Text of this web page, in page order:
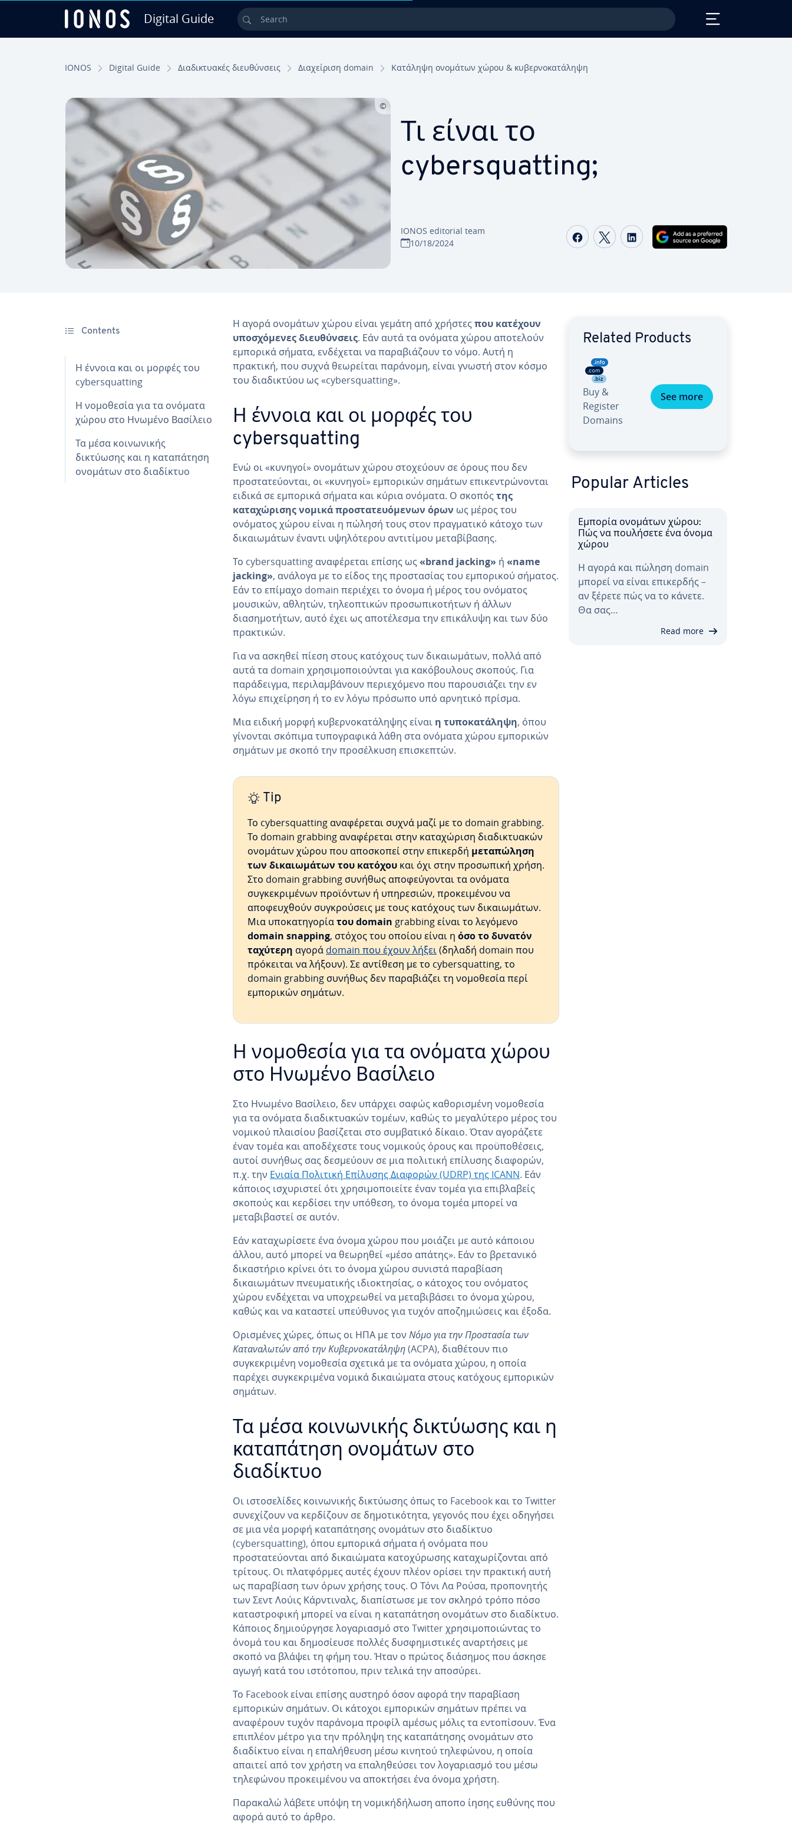
Digital Guide Search
IONOS Digital Guide Διαδικτυακές διευθύνσεις Διαχείριση domain Κατάληψη ονομάτων χώρου & κυβερνοκατάληψη
Τι είναι το
cybersquatting;
IONOS editorial team
10/18/2024
Share on Facebook
Share on Twitter
Share on LinkedIn
Contents
Η έννοια και οι μορφές του
cybersquatting
Η νομοθεσία για τα ονόματα
χώρου στο Ηνωμένο Βασίλειο
Τα μέσα κοινωνικής
δικτύωσης και η καταπάτηση
ονομάτων στο διαδίκτυο
Η αγορά ονομάτων χώρου είναι γεμάτη από χρήστεςπου κατέχουν
υποσχόμενες διευθύνσεις. Εάν αυτά τα ονόματα χώρου αποτελούν
εμπορικά σήματα, ενδέχεται να παραβιάζουν το νόμο. Αυτή η
πρακτική, που συχνά θεωρείται παράνομη, είναι γνωστή στον κόσμο
του διαδικτύου ως «cybersquatting».
Η έννοια και οι μορφές του
cybersquatting
Ενώ οι «κυνηγοί» ονομάτων χώρου στοχεύουν σε όρους που δεν
προστατεύονται, οι «κυνηγοί» εμπορικών σημάτων επικεντρώνονται
ειδικά σε εμπορικά σήματα και κύρια ονόματα. Ο σκοπόςτης
καταχώρισης νομικά προστατευόμενων όρων ως μέρος του
ονόματος χώρου είναι η πώλησή τους στον πραγματικό κάτοχο των
δικαιωμάτων έναντι υψηλότερου αντιτίμου μεταβίβασης.
Το cybersquatting αναφέρεται επίσης ως«brand jacking» ή «name
jacking», ανάλογα με το είδος της προστασίας του εμπορικού σήματος.
Εάν το επίμαχο domain περιέχει το όνομα ή μέρος του ονόματος
μουσικών, αθλητών, τηλεοπτικών προσωπικοτήτων ή άλλων
διασημοτήτων, αυτό έχει ως αποτέλεσμα την επικάλυψη και των δύο
πρακτικών.
Για να ασκηθεί πίεση στους κατόχους των δικαιωμάτων, πολλά από
αυτά τα domain χρησιμοποιούνται για κακόβουλους σκοπούς. Για
παράδειγμα, περιλαμβάνουν περιεχόμενο που παρουσιάζει την εν
λόγω επιχείρηση ή το εν λόγω πρόσωπο υπό αρνητικό πρίσμα.
Μια ειδική μορφή κυβερνοκατάληψης είναι η τυποκατάληψη, όπου
γίνονται σκόπιμα τυπογραφικά λάθη στα ονόματα χώρου εμπορικών
σημάτων με σκοπό την προσέλκυση επισκεπτών.
Tip
Το cybersquatting αναφέρεται συχνά μαζί με το domain grabbing.
Το domain grabbing αναφέρεται στην καταχώριση διαδικτυακών
ονομάτων χώρου που αποσκοπεί στην επικερδή μεταπώληση
των δικαιωμάτων του κατόχου και όχι στην προσωπική χρήση.
Στο domain grabbing συνήθως αποφεύγονται τα ονόματα
συγκεκριμένων προϊόντων ή υπηρεσιών, προκειμένου να
αποφευχθούν συγκρούσεις με τους κατόχους των δικαιωμάτων.
Μια υποκατηγορίατου domain grabbing είναι το λεγόμενο
domain snapping, στόχος του οποίου είναι η όσο το δυνατόν
ταχύτερη αγορά domain που έχουν λήξει(δηλαδή domain που
πρόκειται να λήξουν). Σε αντίθεση με το cybersquatting, το
domain grabbing συνήθως δεν παραβιάζει τη νομοθεσία περί
εμπορικών σημάτων.
Η νομοθεσία για τα ονόματα χώρου
στο Ηνωμένο Βασίλειο
Στο Ηνωμένο Βασίλειο, δεν υπάρχει σαφώς καθορισμένη νομοθεσία
για τα ονόματα διαδικτυακών τομέων, καθώς το μεγαλύτερο μέρος του
νομικού πλαισίου βασίζεται στο συμβατικό δίκαιο. Όταν αγοράζετε
έναν τομέα και αποδέχεστε τους νομικούς όρους και προϋποθέσεις,
αυτοί συνήθως σας δεσμεύουν σε μια πολιτική επίλυσης διαφορών,
π.χ. την Ενιαία Πολιτική Επίλυσης Διαφορών (UDRP) της ICANN. Εάν
κάποιος ισχυριστεί ότι χρησιμοποιείτε έναν τομέα για επιβλαβείς
σκοπούς και κερδίσει την υπόθεση, το όνομα τομέα μπορεί να
μεταβιβαστεί σε αυτόν.
Εάν καταχωρίσετε ένα όνομα χώρου που μοιάζει με αυτό κάποιου
άλλου, αυτό μπορεί να θεωρηθεί «μέσο απάτης». Εάν το βρετανικό
δικαστήριο κρίνει ότι το όνομα χώρου συνιστά παραβίαση
δικαιωμάτων πνευματικής ιδιοκτησίας, ο κάτοχος του ονόματος
χώρου ενδέχεται να υποχρεωθεί να μεταβιβάσει το όνομα χώρου,
καθώς και να καταστεί υπεύθυνος για τυχόν αποζημιώσεις και έξοδα.
Ορισμένες χώρες, όπως οι ΗΠΑ με τον Νόμο για την Προστασία των
Καταναλωτών από την Κυβερνοκατάληψη(ACPA), διαθέτουν πιο
συγκεκριμένη νομοθεσία σχετικά με τα ονόματα χώρου, η οποία
παρέχει συγκεκριμένα νομικά δικαιώματα στους κατόχους εμπορικών
σημάτων.
Τα μέσα κοινωνικής δικτύωσης και η
καταπάτηση ονομάτων στο
διαδίκτυο
Οι ιστοσελίδες κοινωνικής δικτύωσης όπως το Facebook και το Twitter
συνεχίζουν να κερδίζουν σε δημοτικότητα, γεγονός που έχει οδηγήσει
σε μια νέα μορφή καταπάτησης ονομάτων στο διαδίκτυο
(cybersquatting), όπου εμπορικά σήματα ή ονόματα που
προστατεύονται από δικαιώματα κατοχύρωσης καταχωρίζονται από
τρίτους. Οι πλατφόρμες αυτές έχουν πλέον ορίσει την πρακτική αυτή
ως παραβίαση των όρων χρήσης τους. Ο Τόνι Λα Ρούσα, προπονητής
των Σεντ Λούις Κάρντιναλς, διαπίστωσε με τον σκληρό τρόπο πόσο
καταστροφική μπορεί να είναι η καταπάτηση ονομάτων στο διαδίκτυο.
Κάποιος δημιούργησε λογαριασμό στο Twitter χρησιμοποιώντας το
όνομά του και δημοσίευσε πολλές δυσφημιστικές αναρτήσεις με
σκοπό να βλάψει τη φήμη του. Ήταν ο πρώτος διάσημος που άσκησε
αγωγή κατά του ιστότοπου, πριν τελικά την αποσύρει.
Το Facebook είναι επίσης αυστηρό όσον αφορά την παραβίαση
εμπορικών σημάτων. Οι κάτοχοι εμπορικών σημάτων πρέπει να
αναφέρουν τυχόν παράνομα προφίλ αμέσως μόλις τα εντοπίσουν. Ένα
επιπλέον μέτρο για την πρόληψη της καταπάτησης ονομάτων στο
διαδίκτυο είναι η επαλήθευση μέσω κινητού τηλεφώνου, η οποία
απαιτεί από τον χρήστη να επαληθεύσει τον λογαριασμό του μέσω
τηλεφώνου προκειμένου να αποκτήσει ένα όνομα χρήστη.
Παρακαλώ λάβετε υπόψη τη νομικήδήλωση αποπο ίησης ευθύνης που
αφορά αυτό το άρθρο.
Related Products
Buy &
Register
Domains
See more
Popular Articles
Εμπορία ονομάτων χώρου:
Πώς να πουλήσετε ένα όνομα
χώρου
Η αγορά και πώληση domain
μπορεί να είναι επικερδής –
αν ξέρετε πώς να το κάνετε.
Θα σας…
Read more